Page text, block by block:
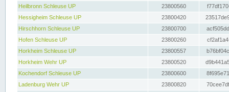
Heilbronn Schleuse UP
23800560
Hessigheim Schleuse UP
23800420
Hirschhorn Schleuse UP
23800700
Hofen Schleuse UP
23800260
Horkheim Schleuse UP
23800557
Horkheim Wehr UP
23800520
Kochendorf Schleuse UP
23800600
Ladenburg Wehr UP
23800820